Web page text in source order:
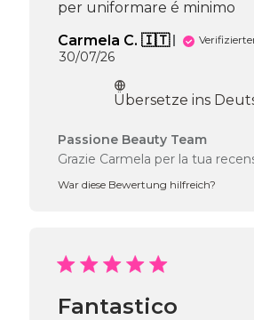
per uniformare é minimo
Carmela C. 🇮🇹
30/07/26
Übersetze ins
des
Inhabers
Passione Beauty Team
Grazie Carmela per la tua
War diese Bewertung hilfreich?
Fantastico